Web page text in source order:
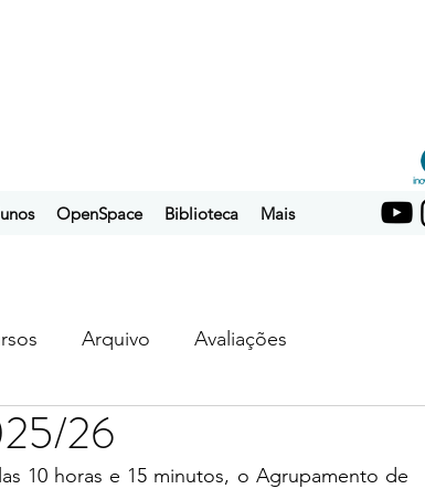
OpenSpace Biblioteca Mais
Arquivo Avaliações
ubuntu26
10 horas e 15 minutos, o Agrupamento de